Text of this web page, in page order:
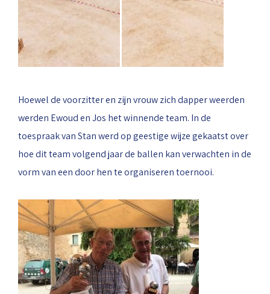
Hoewel de voorzitter en zijn vrouw zich dapper weerden
werden Ewoud en Jos het winnende team. In de
toespraak van Stan werd op geestige wijze gekaatst over
hoe dit team volgend jaar de ballen kan verwachten in de
vorm van een door hen te organiseren toernooi.